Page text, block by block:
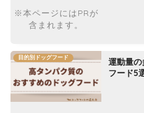
※本ページにはPRが
含まれます。
目的別ドッグフード
運動量
フード5